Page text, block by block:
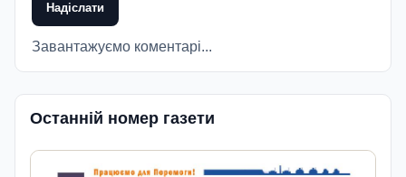
Надіслати
Завантажуємо коментарі...
Останній номер газети